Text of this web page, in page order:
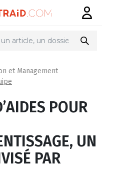
et Management
POUR
UN
PAR